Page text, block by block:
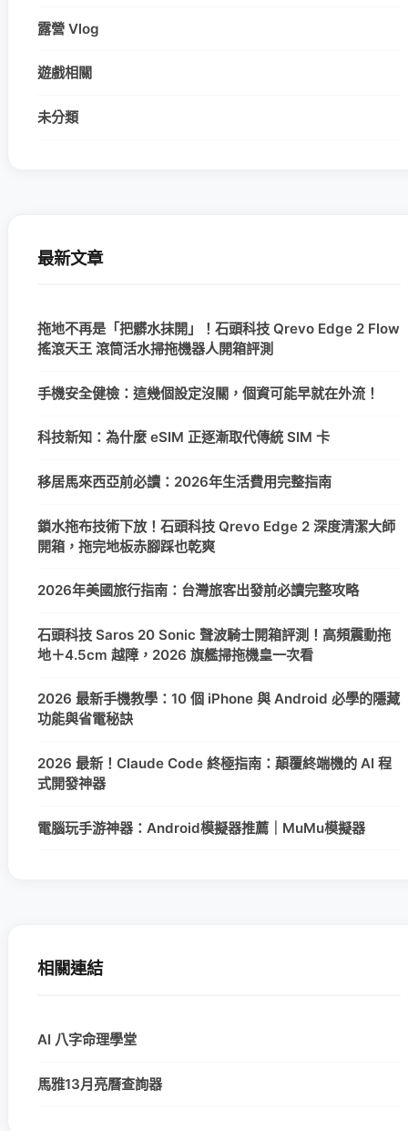
露營 Vlog
遊戲相關
未分類
最新文章
拖地不再是「把髒水抹開」！石頭科技 Qrevo Edge 2 Flow
搖滾天王 滾筒活水掃拖機器人開箱評測
手機安全健檢：這幾個設定沒關，個資可能早就在外流！
科技新知：為什麼 eSIM 正逐漸取代傳統 SIM 卡
移居馬來西亞前必讀：2026年生活費用完整指南
鎖水拖布技術下放！石頭科技 Qrevo Edge 2 深度清潔大師
開箱，拖完地板赤腳踩也乾爽
2026年美國旅行指南：台灣旅客出發前必讀完整攻略
石頭科技 Saros 20 Sonic 聲波騎士開箱評測！高頻震動拖
地＋4.5cm 越障，2026 旗艦掃拖機皇一次看
2026 最新手機教學：10 個 iPhone 與 Android 必學的隱藏
功能與省電秘訣
2026 最新！Claude Code 終極指南：顛覆終端機的 AI 程
式開發神器
電腦玩手游神器：Android模擬器推薦｜MuMu模擬器
相關連結
AI 八字命理學堂
馬雅13月亮曆查詢器